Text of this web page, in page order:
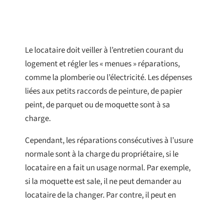
Le locataire doit veiller à l’entretien courant du
logement et régler les « menues » réparations,
comme la plomberie ou l’électricité. Les dépenses
liées aux petits raccords de peinture, de papier
peint, de parquet ou de moquette sont à sa
charge.
Cependant, les réparations consécutives à l’usure
normale sont à la charge du propriétaire, si le
locataire en a fait un usage normal. Par exemple,
si la moquette est sale, il ne peut demander au
locataire de la changer. Par contre, il peut en